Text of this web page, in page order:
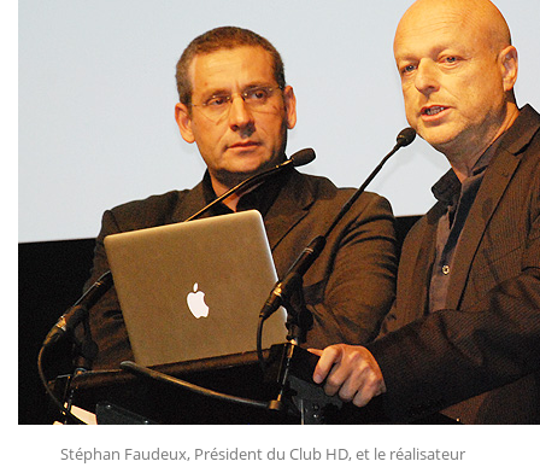
Stéphan Faudeux, Président du Club HD, et le réalisateur